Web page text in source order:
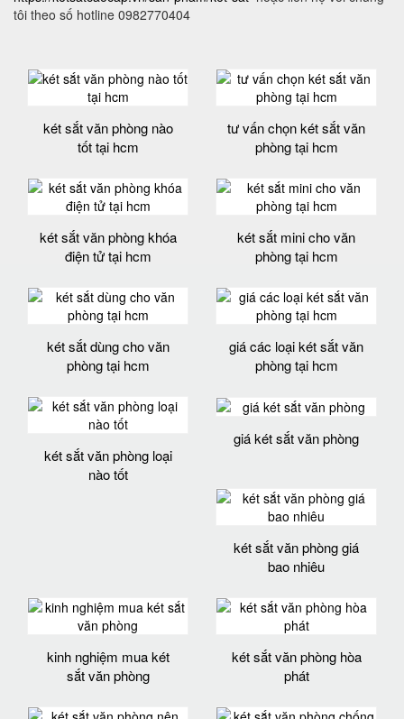
tôi theo số hotline 0982770404
két sắt văn phòng nào
tốt tại hcm
tư vấn chọn két sắt văn
phòng tại hcm
két sắt văn phòng khóa
điện tử tại hcm
két sắt mini cho văn
phòng tại hcm
két sắt dùng cho văn
phòng tại hcm
giá các loại két sắt văn
phòng tại hcm
két sắt văn phòng loại
nào tốt
giá két sắt văn phòng
két sắt văn phòng giá
bao nhiêu
kinh nghiệm mua két
sắt văn phòng
két sắt văn phòng hòa
phát